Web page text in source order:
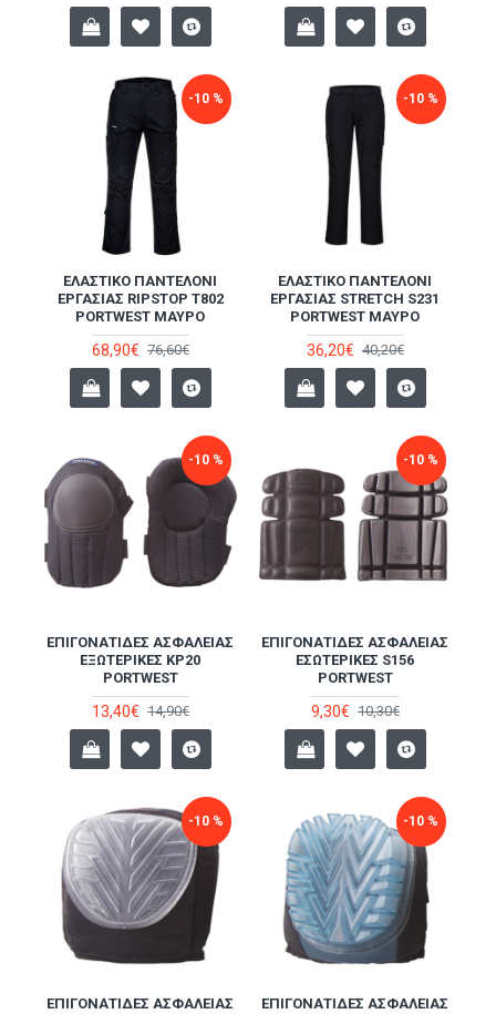
-10 %
ΕΛΑΣΤΙΚΌ ΠΑΝΤΕΛΌΝΙ
ΕΡΓΑΣΊΑΣ RIPSTOP T802
PORTWEST ΜΑΎΡΟ
68,90€ 76,60€
-10 %
ΕΛΑΣΤΙΚΌ ΠΑΝΤΕΛΌΝΙ
ΕΡΓΑΣΊΑΣ STRETCH S231
PORTWEST ΜΑΎΡΟ
36,20€ 40,20€
-10 %
ΕΠΙΓΟΝΑΤΊΔΕΣ ΑΣΦΑΛΕΊΑΣ
ΕΞΩΤΕΡΙΚΈΣ KP20
PORTWEST
13,40€ 14,90€
-10 %
ΕΠΙΓΟΝΑΤΊΔΕΣ ΑΣΦΑΛΕΊΑΣ
ΕΣΩΤΕΡΙΚΈΣ S156
PORTWEST
9,30€ 10,30€
-10 %
ΕΠΙΓΟΝΑΤΊΔΕΣ ΑΣΦΑΛΕΊΑΣ
-10 %
ΕΠΙΓΟΝΑΤΊΔΕΣ ΑΣΦΑΛΕΊΑΣ